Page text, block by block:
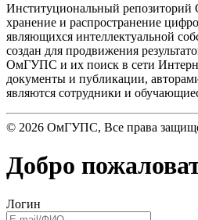
Институциональный
хранение и распространение
являющихся интеллектуальной
создан для продвижения
ОмГУПС и их поиск в сети
документы и публикации,
являются сотрудники и
© 2026 ОмГУПС, Все права
Добро
Логин